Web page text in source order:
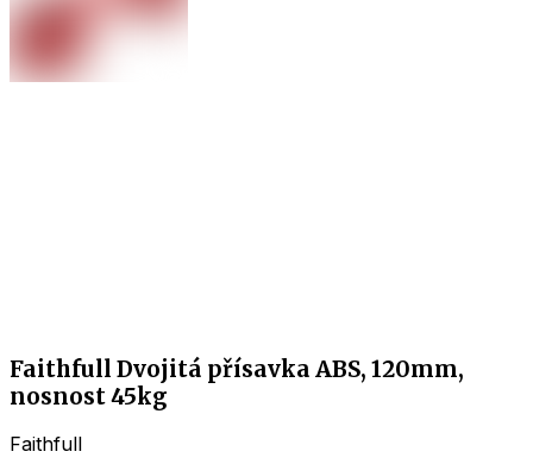
Faithfull Dvojitá přísavka ABS, 120mm,
nosnost 45kg
Faithfull